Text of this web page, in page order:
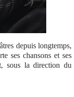
depuis longtemps,
ses chansons et ses
sous la direction du